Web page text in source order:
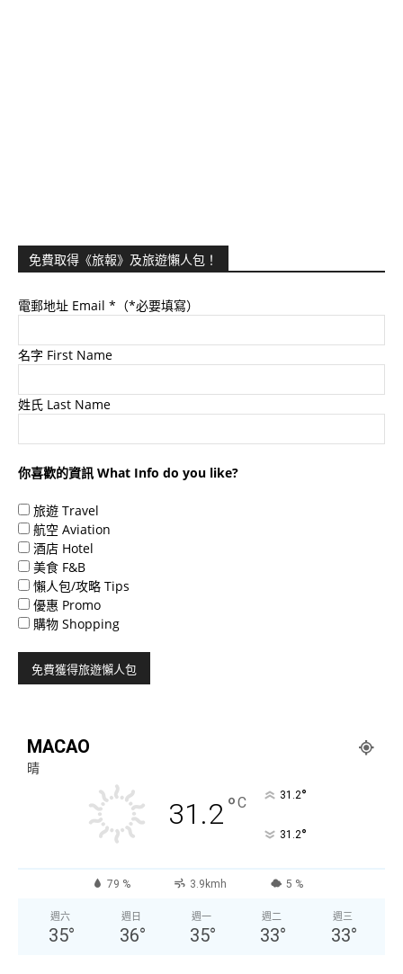
免費取得《旅報》及旅遊懶人包！
電郵地址 Email *（*必要填寫）
名字 First Name
姓氏 Last Name
你喜歡的資訊 What Info do you like?
旅遊 Travel
航空 Aviation
酒店 Hotel
美食 F&B
懶人包/攻略 Tips
優惠 Promo
購物 Shopping
MACAO
晴
31.2°C 31.2°
31.2°
79 % 3.9kmh 5 %
週六
35°
週日
36°
週一
35°
週二
33°
週三
33°